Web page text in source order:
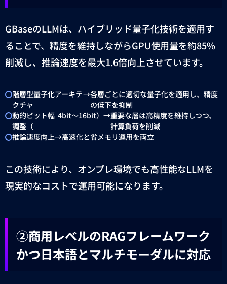
GBaseのLLMは、ハイブリッド量子化技術を適用す
ることで、精度を維持しながらGPU使用量を約85%
削減し、推論速度を最大1.6倍向上させています。
階層型量子化アーキテ
クチャ
→各層ごとに適切な量子化を適用し、精度
の低下を抑制
動的ビット幅
調整（
4bit〜16bit）→重要な層は高精度を維持しつつ、
計算負荷を削減
推論速度向上→高速化と省メモリ運用を両立
この技術により、オンプレ環境でも高性能なLLMを
現実的なコストで運用可能になります。
②商用レベルのRAGフレームワーク
かつ日本語とマルチモーダルに対応